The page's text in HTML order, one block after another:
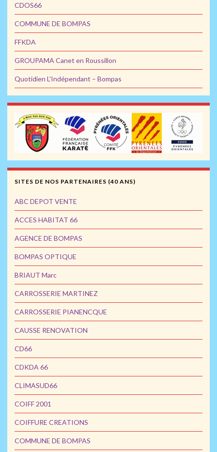
CDOS66
COMMUNE DE BOMPAS
FFKDA
GROUPAMA Canet en Roussillon
Quotidien L'Indépendant – Bompas
SITES DE NOS PARTENAIRES (40 ANS)
ABC DEPOT VENTE
ACCES HABITAT 66
AGENCE DE BOMPAS
BOMPAS OPTIQUE
BRIAUT Marc
CARROSSERIE MARTINEZ
CARROSSERIE PIANENCQUE
CAUSSE RENOVATION
CD66
CDKDA 66
CLIMASUD66
COIFF 2001
COIFFURE CREATIONS
COMMUNE DE BOMPAS